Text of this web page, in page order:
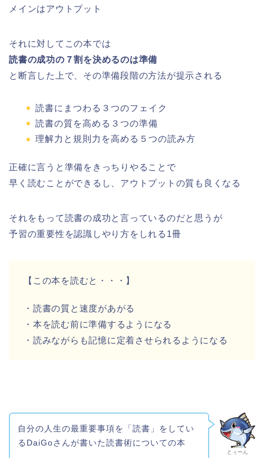
メインはアウトプット
それに対してこの本では
読書の成功の７割を決めるのは準備
と断言した上で、その準備段階の方法が提示される
読書にまつわる３つのフェイク
読書の質を高める３つの準備
理解力と規則力を高める５つの読み方
正確に言うと準備をきっちりやることで
早く読むことができるし、アウトプットの質も良くなる
それをもって読書の成功と言っているのだと思うが
予習の重要性を認識しやり方をしれる1冊
【この本を読むと・・・】
・読書の質と速度があがる
・本を読む前に準備するようになる
・読みながらも記憶に定着させられるようになる
とぅーん
自分の人生の最重要事項を「読書」をしてい
るDaiGoさんが書いた読書術についての本